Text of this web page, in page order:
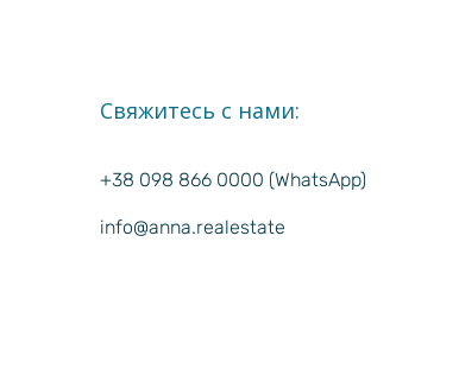
Свяжитесь с нами:
+38 098 866 0000 (WhatsApp)
info@anna.realestate